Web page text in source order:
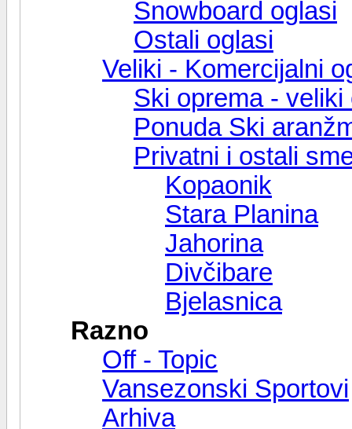
Snowboard oglasi
Ostali oglasi
Veliki - Komercijalni
Ski oprema - veliki
Ponuda Ski
Privatni i ostali
Kopaonik
Stara Planina
Jahorina
Divčibare
Bjelasnica
Razno
Off - Topic
Vansezonski Sportovi
Arhiva